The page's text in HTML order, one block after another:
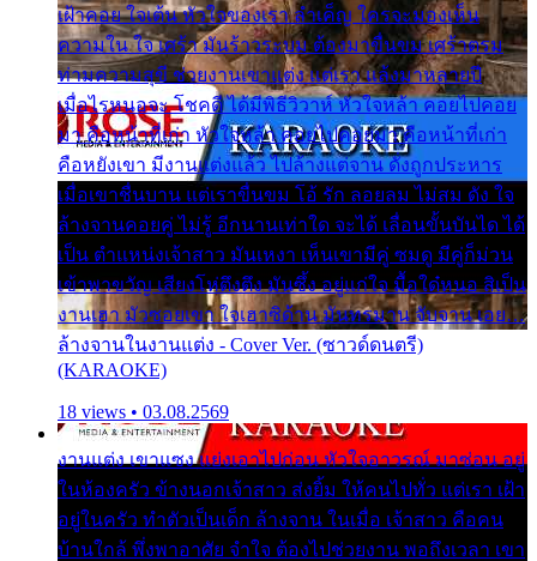
เฝ้าคอย ใจเต้น หัวใจของเรา ลำเค็ญ ใครจะมองเห็น
ความใน ใจ เศร้า มันร้าวระบม ต้องมาขื่นขม เศร้าตรม
ท่ามความสุขี ช่วยงานเขาแต่ง แต่เรา แล้งมาหลายปี
เมื่อไรหนอจะ โชคดี ได้มีพิธีวิวาห์ หัวใจหล้า คอยไปคอย
มา คือหน้าที่เก่า หัวใจหล้า คอยไปคอยมา คือหน้าที่เก่า
คือหยังเขา มีงานแต่งแล้ว ไปล้างแต่จาน ดั่งถูกประหาร
เมื่อเขาชื่นบาน แต่เราขื่นขม โอ้ รัก ลอยลม ไม่สม ดัง ใจ
ล้างจานคอยคู่ ไม่รู้ อีกนานเท่าใด จะได้ เลื่อนขั้นบันได ได้
เป็น ตำแหน่งเจ้าสาว มันเหงา เห็นเขามีคู่ ซมดู มีคู่ก็ม่วน
เข้าพาขวัญ เสียงโห่ตึงตึง มันซึ้ง อยู่แก่ใจ มื้อใด๋หนอ สิเป็น
งานเฮา มัวซอยเขา ใจเฮาซิด้าน มันทรมาน จับจาน เอย…
ล้างจานในงานแต่ง - Cover Ver. (ซาวด์ดนตรี)
(KARAOKE)
18 views • 03.08.2569
งานแต่ง เขาแซง แย่งเอาไปก่อน หัวใจอาวรณ์ มาซ่อน อยู่
ในห้องครัว ข้างนอกเจ้าสาว ส่งยิ้ม ให้คนไปทั่ว แต่เรา เฝ้า
อยู่ในครัว ทำตัวเป็นเด็ก ล้างจาน ในเมื่อ เจ้าสาว คือคน
บ้านใกล้ พึ่งพาอาศัย จำใจ ต้องไปช่วยงาน พอถึงเวลา เขา